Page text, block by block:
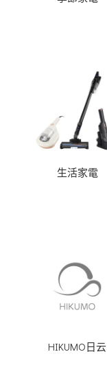
生活家電
HIKUMO日云